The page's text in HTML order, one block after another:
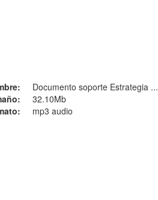
Documento soporte Estrategia ...
32.10Mb
mp3 audio